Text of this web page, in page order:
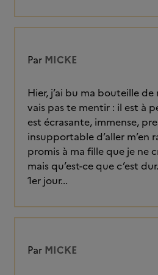
Par MICKE
Hier, j’ai bu ma bouteille de
vais pas te mentir : il est à
est écrasante, immense,
insupportable d’aller m’en
promis à ma fille que je ne
mais qu’est-ce que c’est
1er jour...
Par MICKE